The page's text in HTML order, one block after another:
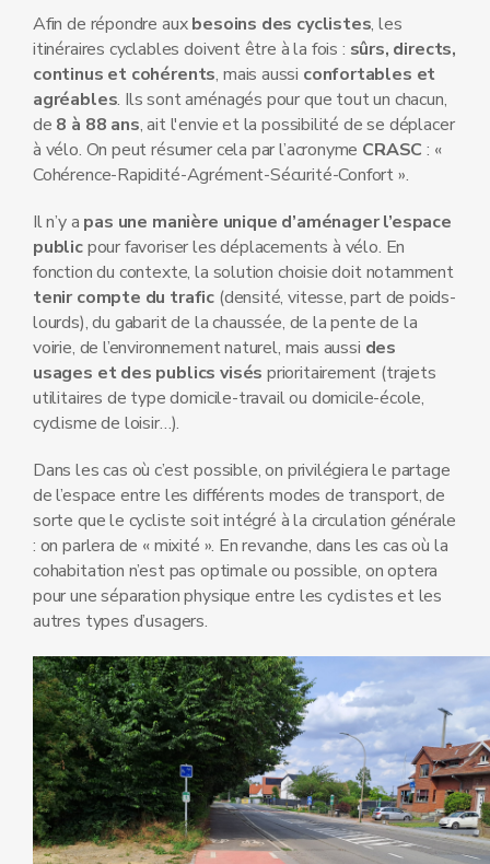
Afin de répondre auxbesoins des cyclistes, les
itinéraires cyclables doivent être à la fois : sûrs, directs,
continus et cohérents, mais aussi confortables et
agréables. Ils sont aménagés pour que tout un chacun,
de 8 à 88 ans, ait l'envie et la possibilité de se déplacer
à vélo. On peut résumer cela par l’acronyme CRASC: «
Cohérence-Rapidité-Agrément-Sécurité-Confort ».
Il n’y a pas une manière unique d’aménager l’espace
publicpour favoriser les déplacements à vélo. En
fonction du contexte, la solution choisie doit notamment
tenir compte du trafic (densité, vitesse, part de poids-
lourds), du gabarit de la chaussée, de la pente de la
voirie, de l’environnement naturel, mais aussi des
usages et des publics visés prioritairement (trajets
utilitaires de type domicile-travail ou domicile-école,
cyclisme de loisir…).
Dans les cas où c’est possible, on privilégiera le partage
de l’espace entre les différents modes de transport, de
sorte que le cycliste soit intégré à la circulation générale
: on parlera de « mixité ». En revanche, dans les cas où la
cohabitation n’est pas optimale ou possible, on optera
pour une séparation physique entre les cyclistes et les
autres types d’usagers.